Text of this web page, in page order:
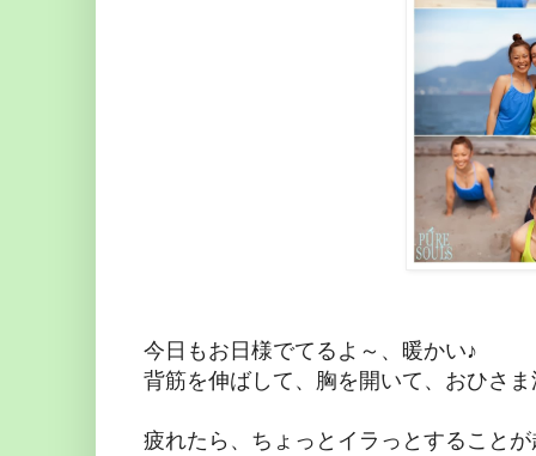
今日もお日様でてるよ～、暖かい♪
背筋を伸ばして、胸を開いて、おひさ
疲れたら、ちょっとイラっとすること